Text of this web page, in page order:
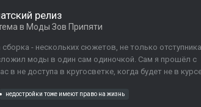
релиз
в Моды Зов Припяти
- нескольких сюжетов, не только
моды в один сам одиночкой. Сам я прошёл с
в не доступа в кругосветке, когда будет не в
недостройки тоже имеют право на жизнь